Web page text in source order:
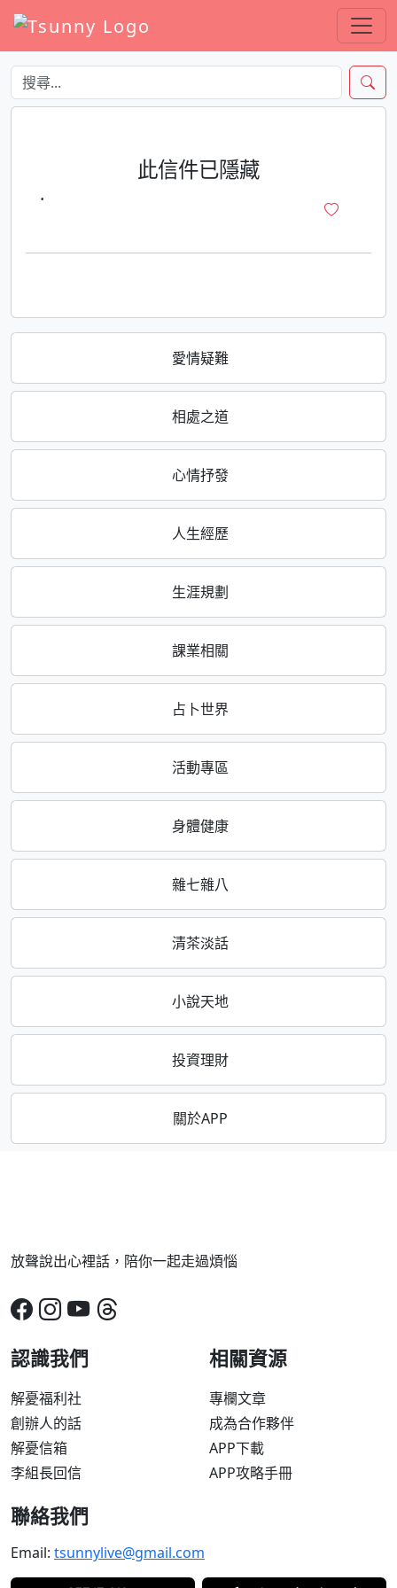
愛情疑難
相處之道
心情抒發
人生經歷
生涯規劃
課業相關
占卜世界
活動專區
身體健康
雜七雜八
清茶淡話
小說天地
投資理財
關於APP
此信件已隱藏
·
放聲說出心裡話，陪你一起走過煩惱
認識我們
解憂福利社
創辦人的話
解憂信箱
李組長回信
相關資源
專欄文章
成為合作夥伴
APP下載
APP攻略手冊
聯絡我們
Email: tsunnylive@gmail.com